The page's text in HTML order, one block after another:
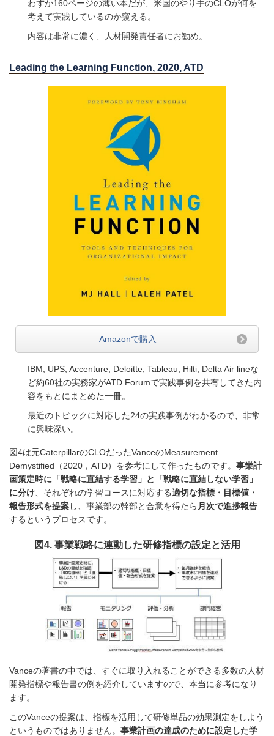
わずか160ページの薄い本だが、米国のやり手のCLOが何を
考えて実践しているのか窺える。
内容は非常に濃く、人材開発責任者にお勧め。
Leading the Learning Function, 2020, ATD
Amazonで購入
IBM, UPS, Accenture, Deloitte, Tableau, Hilti, Delta Air lineな
ど約60社の実務家がATD Forumで実践事例を共有してきた内
容をもとにまとめた一冊。
最近のトピックに対応した24の実践事例がわかるので、非常
に興味深い。
図4は元CaterpillarのCLOだったVanceのMeasurement
Demystified（2020，ATD）を参考にして作ったものです。 事業計
画策定時に「戦略に直結する学習」と「戦略に直結しない学習」
に分け 、それぞれの学習コースに対応する適切な指標・目標値・
報告形式を提案し、事業部の幹部と合意を得たら 月次で進捗報告
するというプロセスです。
図4. 事業戦略に連動した研修指標の設定と活用
Vanceの著書の中では、すぐに取り入れることができる多数の人材
開発指標や報告書の例を紹介していますので、本当に参考になり
ます。
このVanceの提案は、指標を活用して研修単品の効果測定をしよう
というものではありません。 事業計画の達成のために設定した学